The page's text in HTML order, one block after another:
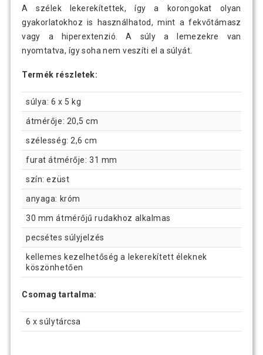
A szélek lekerekítettek, így a korongokat olyan
gyakorlatokhoz is használhatod, mint a fekvőtámasz
vagy a hiperextenzió. A súly a lemezekre van
nyomtatva, így soha nem veszíti el a súlyát.
Termék részletek:
súlya: 6 x 5 kg
átmérője: 20,5 cm
szélesség: 2,6 cm
furat átmérője: 31 mm
szín: ezüst
anyaga: króm
30 mm átmérőjű rudakhoz alkalmas
pecsétes súlyjelzés
kellemes kezelhetőség a lekerekített éleknek
köszönhetően
Csomag tartalma:
6 x súlytárcsa